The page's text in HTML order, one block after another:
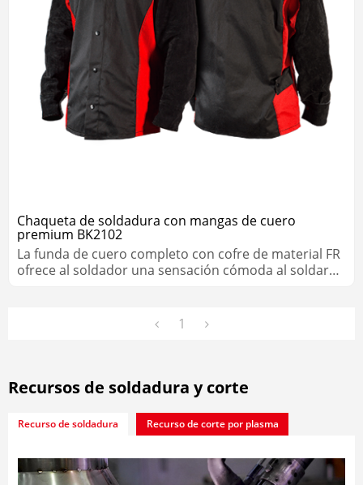
Chaqueta de soldadura con mangas de cuero
premium BK2102
La funda de cuero completo con cofre de material FR
ofrece al soldador una sensación cómoda al soldar
1
Recursos de soldadura y corte
Recurso de soldadura Recurso de corte por plasma